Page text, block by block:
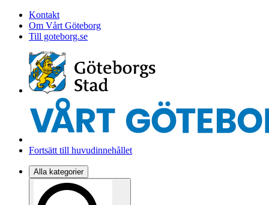
Kontakt
Om Vårt Göteborg
Till goteborg.se
Fortsätt till huvudinnehållet
Alla kategorier